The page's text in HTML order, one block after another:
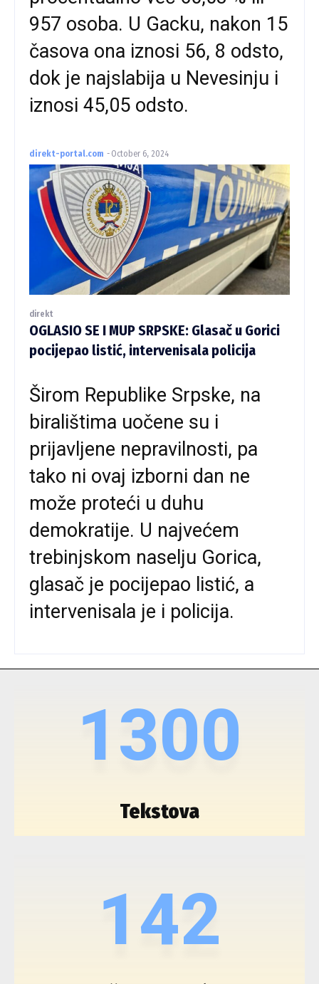
957 osoba. U Gacku, nakon 15
časova ona iznosi 56, 8 odsto,
dok je najslabija u Nevesinju i
iznosi 45,05 odsto.
direkt-portal.com - October 6, 2024
direkt
OGLASIO SE I MUP SRPSKE: Glasač u Gorici
pocijepao listić, intervenisala policija
Širom Republike Srpske, na
biralištima uočene su i
prijavljene nepravilnosti, pa
tako ni ovaj izborni dan ne
može proteći u duhu
demokratije. U najvećem
trebinjskom naselju Gorica,
glasač je pocijepao listić, a
intervenisala je i policija.
1300
Tekstova
142